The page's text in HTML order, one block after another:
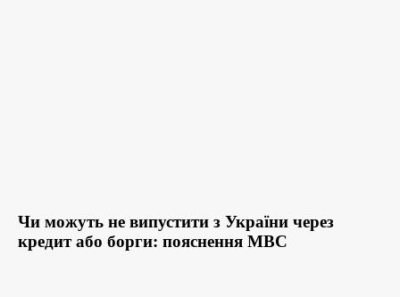
Чи можуть не випустити з України через
кредит або борги: пояснення МВС